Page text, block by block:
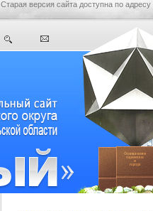
Старая версия сайта доступна по адресу